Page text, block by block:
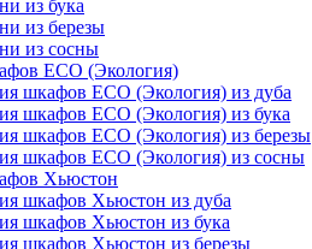
из бука
из березы
из сосны
ECO (Экология)
шкафов ECO (Экология) из дуба
шкафов ECO (Экология) из бука
шкафов ECO (Экология) из березы
шкафов ECO (Экология) из сосны
Хьюстон
шкафов Хьюстон из дуба
шкафов Хьюстон из бука
шкафов Хьюстон из березы